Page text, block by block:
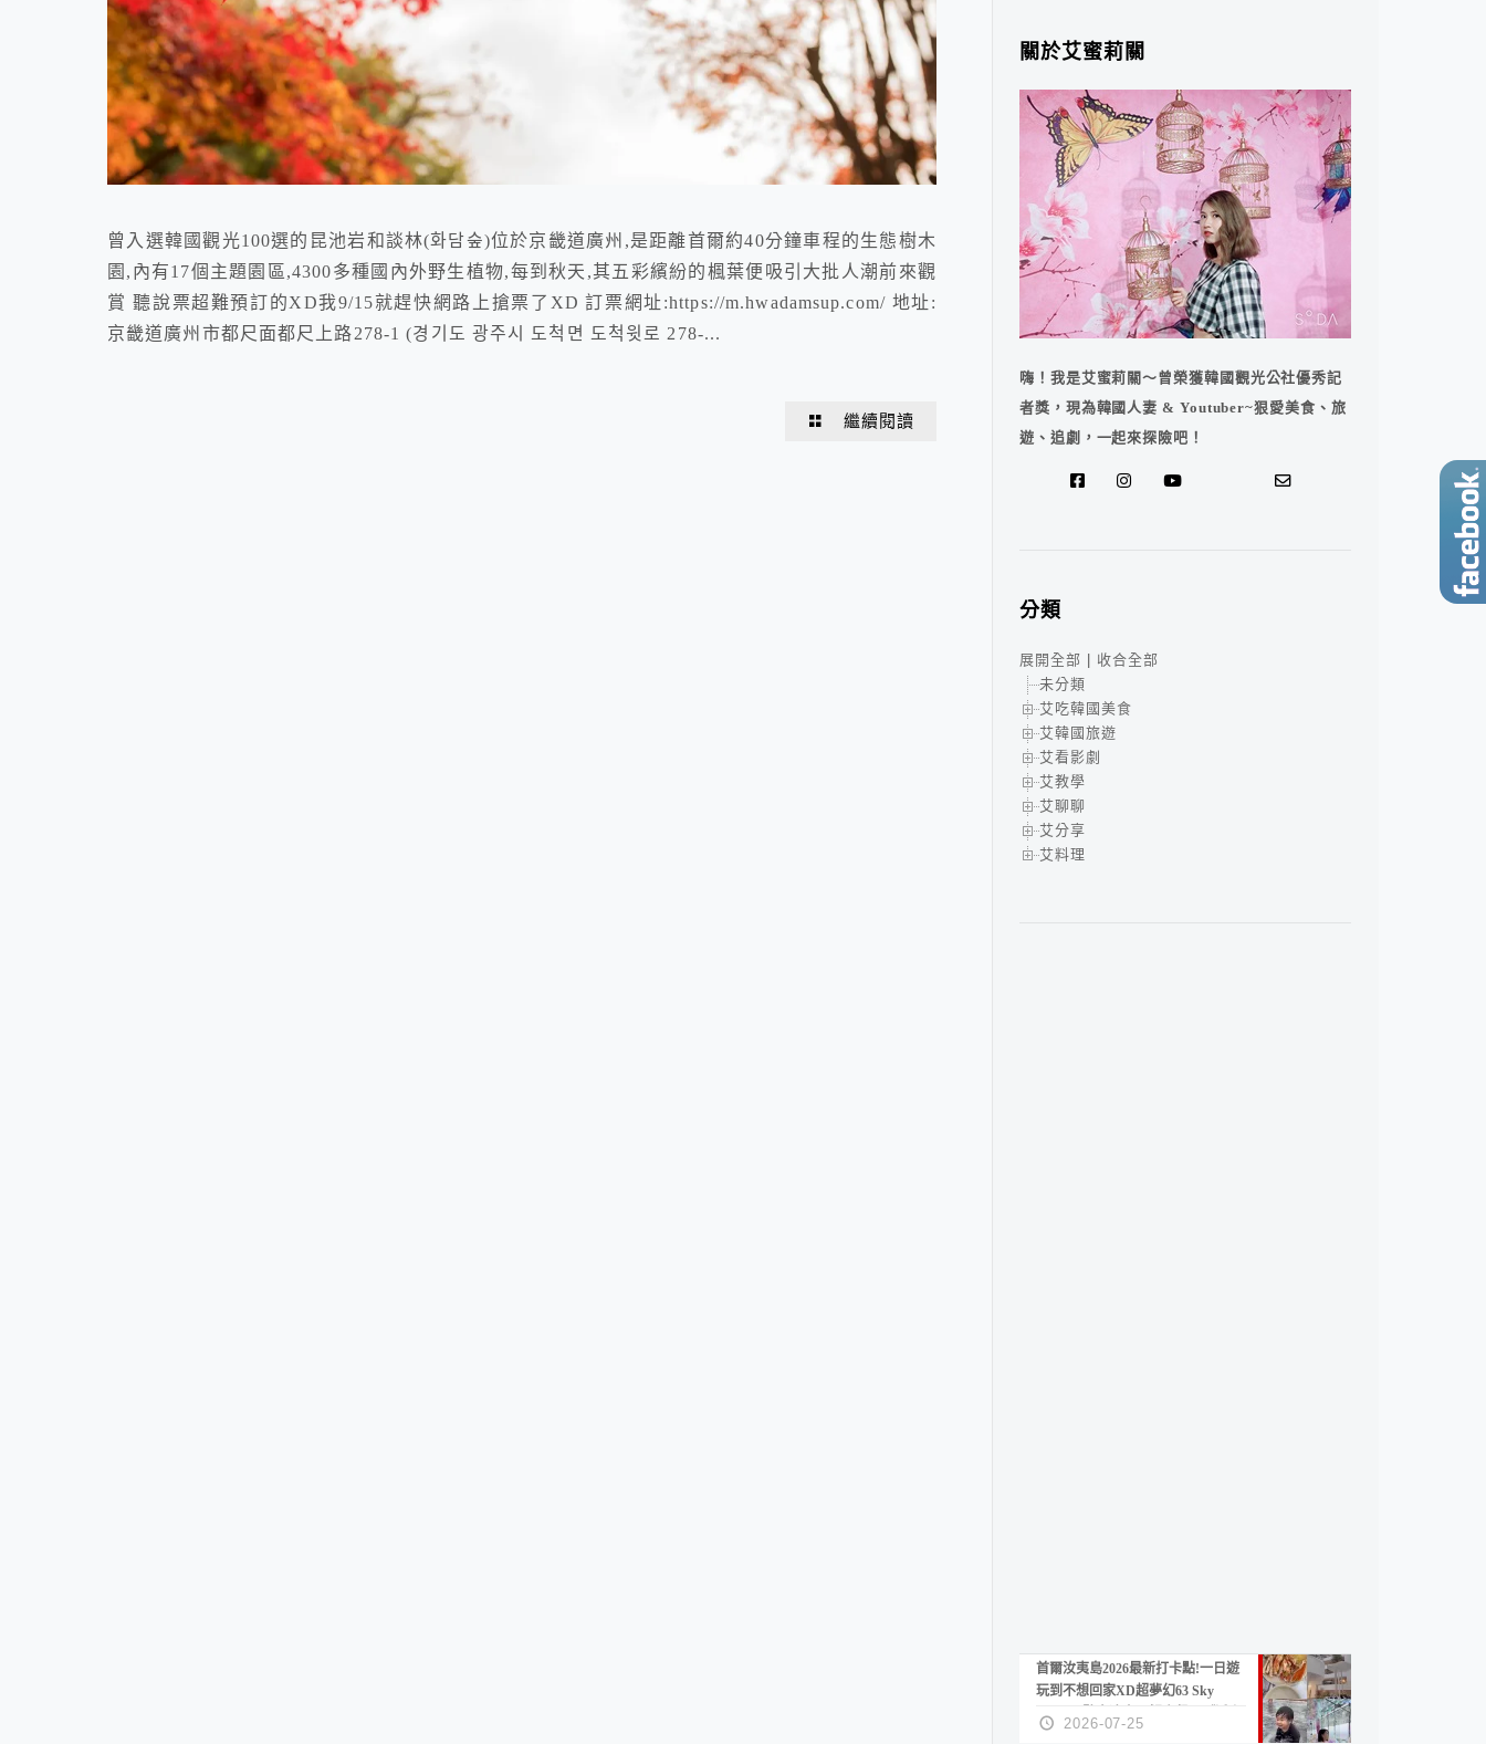
曾入選韓國觀光100選的昆池岩和談林(화담숲)位於京畿道廣州,是距離首爾約40分鐘車程的生態樹木
園,內有17個主題園區,4300多種國內外野生植物,每到秋天,其五彩繽紛的楓葉便吸引大批人潮前來觀
賞 聽說票超難預訂的XD我9/15就趕快網路上搶票了XD 訂票網址:https://m.hwadamsup.com/ 地址:
京畿道廣州市都尺面都尺上路278-1 (경기도 광주시 도척면 도척윗로 278-...
繼續閱讀
關於艾蜜莉關
嗨！我是艾蜜莉關～曾榮獲韓國觀光公社優秀記
者獎，現為韓國人妻 & Youtuber~狠愛美食、旅
遊、追劇，一起來探險吧！
分類
展開全部
收合全部
未分類
艾吃韓國美食
艾韓國旅遊
艾看影劇
艾教學
艾聊聊
艾分享
艾料理
首爾汝夷島2026最新打卡點!一日遊
玩到不想回家XD超夢幻63 Sky
Picnic、鷺良津帝王蟹大餐、《淚之
女王》拍攝地、漢江公園免費玩水
2026-07-25